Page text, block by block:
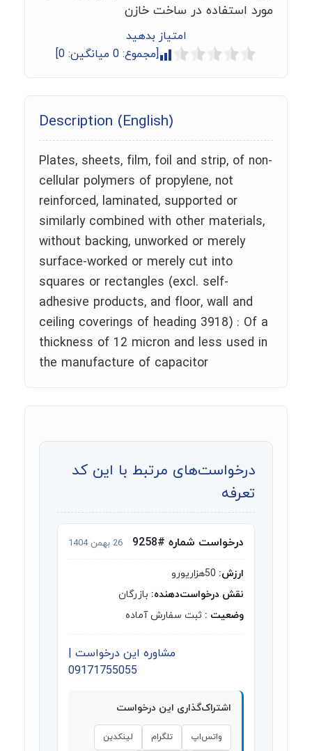
مورد استفاده در ساخت خازن
امتیاز بدهید
[مجموع: 0 میانگین: 0
]
Description (English)
Plates, sheets, film, foil and strip, of non-
cellular polymers of propylene, not
reinforced, laminated, supported or
similarly combined with other materials,
without backing, unworked or merely
surface-worked or merely cut into
squares or rectangles (excl. self-
adhesive products, and floor, wall and
ceiling coverings of heading 3918) : Of a
thickness of 12 micron and less used in
the manufacture of capacitor
درخواست‌های مرتبط با این کد
تعرفه
درخواست شماره #9258 26 بهمن 1404
ارزش:
نقش درخواست‌دهنده: بازرگان
وضعیت : ثبت سفارش آماده
مشاوره این درخواست |
09171755055
اشتراک‌گذاری این درخواست
واتس‌اپ تلگرام لینکدین